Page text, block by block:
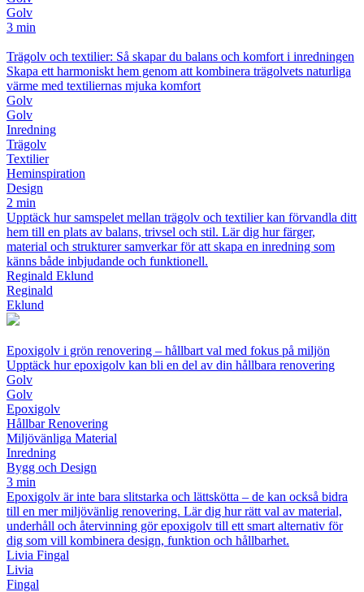
Golv
3 min
Trägolv och textilier: Så skapar du balans och komfort i inredningen
Skapa ett harmoniskt hem genom att kombinera trägolvets naturliga
värme med textiliernas mjuka komfort
Golv
Golv
Inredning
Trägolv
Textilier
Heminspiration
Design
2 min
Upptäck hur samspelet mellan trägolv och textilier kan förvandla ditt
hem till en plats av balans, trivsel och stil. Lär dig hur färger,
material och strukturer samverkar för att skapa en inredning som
känns både inbjudande och funktionell.
Reginald Eklund
Reginald
Eklund
Epoxigolv i grön renovering – hållbart val med fokus på miljön
Upptäck hur epoxigolv kan bli en del av din hållbara renovering
Golv
Golv
Epoxigolv
Hållbar Renovering
Miljövänliga Material
Inredning
Bygg och Design
3 min
Epoxigolv är inte bara slitstarka och lättskötta – de kan också bidra
till en mer miljövänlig renovering. Lär dig hur rätt val av material,
underhåll och återvinning gör epoxigolv till ett smart alternativ för
dig som vill kombinera design, funktion och hållbarhet.
Livia Fingal
Livia
Fingal